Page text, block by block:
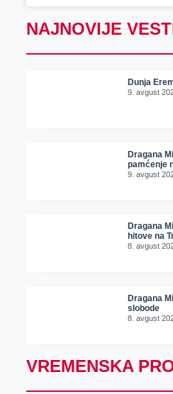
NAJNOVIJE
Dunja
9. avgust
Dragana
pamćenje
9. avgust
Dragana
hitove na
8. avgust
Dragana
slobode
8. avgust
VREMENSKA